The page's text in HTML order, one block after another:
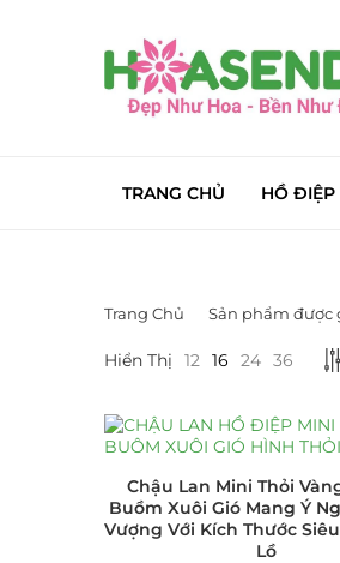
TRANG CHỦ HỒ ĐIỆP
LỌC BỞI GIÁ
Trang Chủ Sản phẩm được
Hiển Thị 12 16 24 36
Chậu Lan Mini Thỏi
Buồm Xuôi Gió Mang Ý
Vượng Với Kích Thước
Lồ